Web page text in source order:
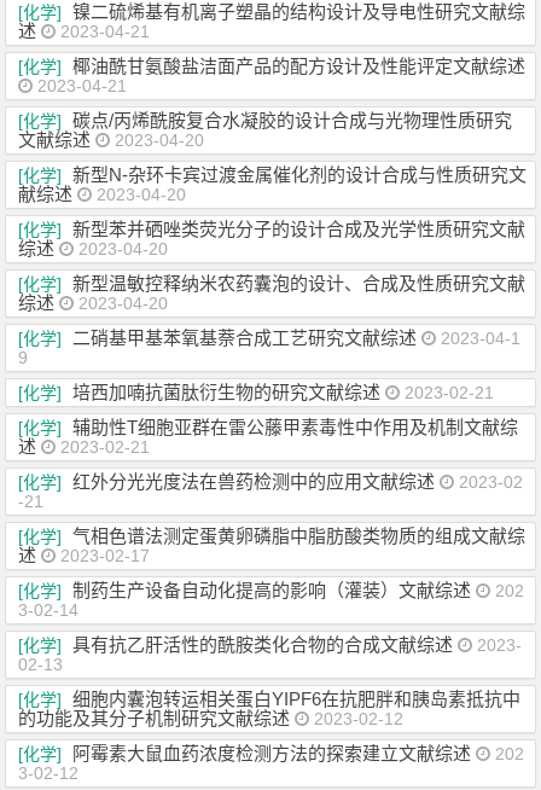
[化学]
镍二硫烯基有机离子塑晶的结构设计及导电性研究文献综
述
2023-04-21
[化学]
椰油酰甘氨酸盐洁面产品的配方设计及性能评定文献综述
2023-04-21
[化学]
碳点/丙烯酰胺复合水凝胶的设计合成与光物理性质研究
文献综述
2023-04-20
[化学]
新型N-杂环卡宾过渡金属催化剂的设计合成与性质研究文
献综述
2023-04-20
[化学]
新型苯并硒唑类荧光分子的设计合成及光学性质研究文献
综述
2023-04-20
[化学]
新型温敏控释纳米农药囊泡的设计、合成及性质研究文献
综述
2023-04-20
[化学]
二硝基甲基苯氧基萘合成工艺研究文献综述
2023-04-1
9
[化学]
培西加喃抗菌肽衍生物的研究文献综述
2023-02-21
[化学]
辅助性T细胞亚群在雷公藤甲素毒性中作用及机制文献综
述
2023-02-21
[化学]
红外分光光度法在兽药检测中的应用文献综述
2023-02
-21
[化学]
气相色谱法测定蛋黄卵磷脂中脂肪酸类物质的组成文献综
述
2023-02-17
[化学]
制药生产设备自动化提高的影响（灌装）文献综述
202
3-02-14
[化学]
具有抗乙肝活性的酰胺类化合物的合成文献综述
2023-
02-13
[化学]
细胞内囊泡转运相关蛋白YIPF6在抗肥胖和胰岛素抵抗中
的功能及其分子机制研究文献综述
2023-02-12
[化学]
阿霉素大鼠血药浓度检测方法的探索建立文献综述
202
3-02-12